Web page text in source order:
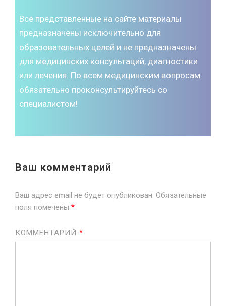
Все представленные на сайте материалы
предназначены исключительно для
образовательных целей и не предназначены
для медицинских консультаций, диагностики
или лечения. По всем медицинским вопросам
обязательно проконсультируйтесь со
специалистом!
Ваш комментарий
Ваш адрес email не будет опубликован. Обязательные
поля помечены *
КОММЕНТАРИЙ *